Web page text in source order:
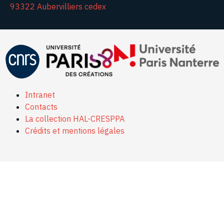
93322 Aubervilliers cedex
Intranet
Contacts
La collection HAL-CRESPPA
Crédits et mentions légales